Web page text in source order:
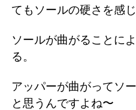
てもソールの硬さを感
ソールが曲がることに
る。
アッパーが曲がってソ
と思うんですよね〜